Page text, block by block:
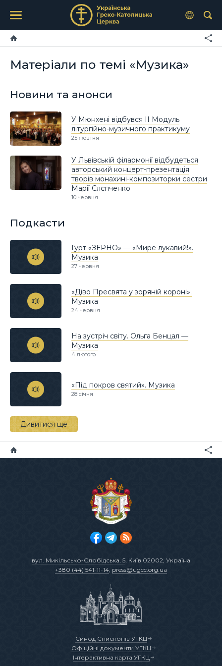
Матеріали по темі «Музика»
Новини та анонси
У Мюнхені відбувся ІІ Модуль
літургійно-музичного практикуму
25 жовтня
У Львівській філармонії відбудеться
авторський концерт-презентація
творів монахині-композиторки сестри
Марії Слєпченко
10 червня
Подкасти
Гурт «ЗЕРНО» — «Мире лукавий!».
Музика
27 червня
«Діво Пресвята у зоряній короні».
Музика
24 червня
На зустріч світу. Ольга Бенцал —
Музика
4 лютого
«Під покров святий». Музика
28 січня
Дивитися ще
вул. Микільсько-Слобідська, 5, Київ 02002, Україна
+380 (44) 541-11-14, press@ugcc.org.ua
Синод Єпископів УГКЦ
Офіційні документи УГКЦ
Інтерактивна карта УГКЦ